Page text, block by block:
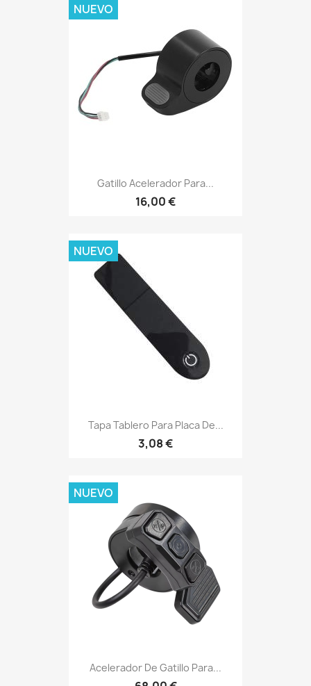
Gatillo Acelerador Para...
16,00 €
NUEVO
Tapa Tablero Para Placa De...
3,08 €
NUEVO
Acelerador De Gatillo Para...
NUEVO